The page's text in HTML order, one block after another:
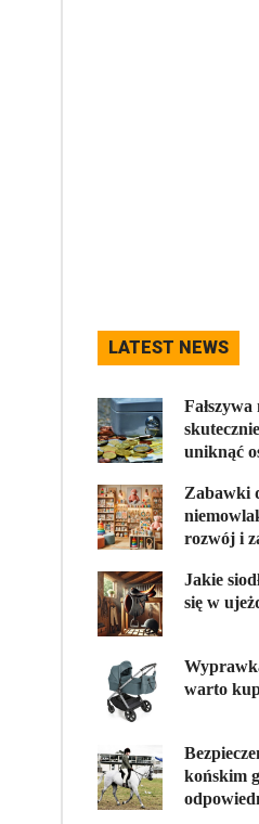
LATEST NEWS
uniknąć
Zabawki
rozwój i
Jakie
się w
warto
końskim